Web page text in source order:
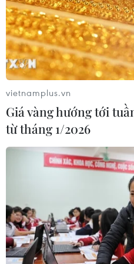
Trung Quốc vận hành
gió nổi đầu tiên chịu được
06/08/2026 11:20
Cao điểm "100 ngày
Chuyển động từ cơ sở
06/08/2026 09:48
Israel và Việt Nam hợp tác
ngành bán dẫn và công
Meta tung công cụ AI lập
vietnamplus.vn
Giá vàng hướng tới
từ tháng 1/2026